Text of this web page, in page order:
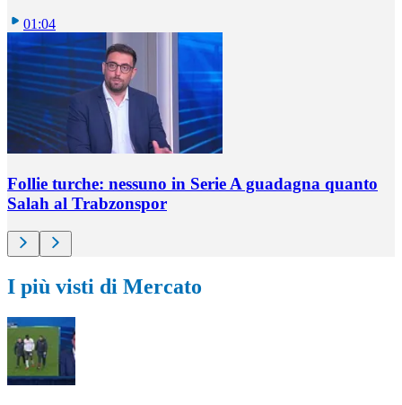
01:04
Follie turche: nessuno in Serie A guadagna quanto
Salah al Trabzonspor
I più visti di Mercato